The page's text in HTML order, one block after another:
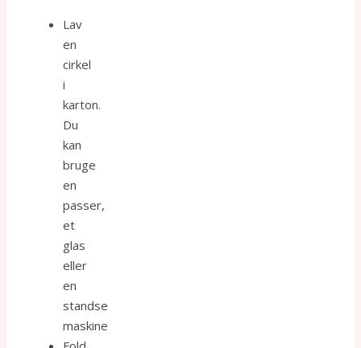
Lav
en
cirkel
i
karton.
Du
kan
bruge
en
passer,
et
glas
eller
en
standse
maskine